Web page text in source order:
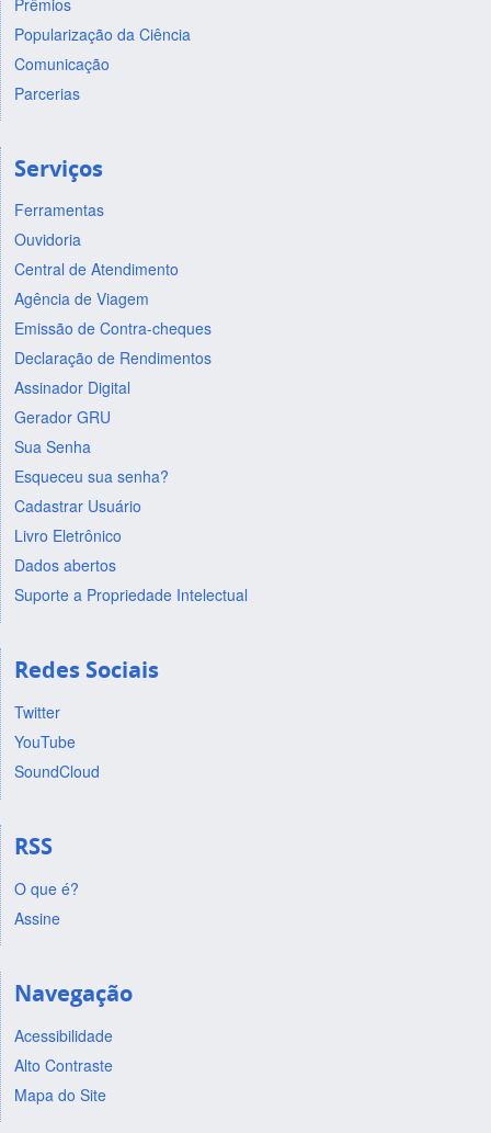
Popularização da Ciência
Comunicação
Parcerias
Serviços
Ferramentas
Ouvidoria
Central de Atendimento
Agência de Viagem
Emissão de Contra-cheques
Declaração de Rendimentos
Assinador Digital
Gerador GRU
Sua Senha
Esqueceu sua senha?
Cadastrar Usuário
Livro Eletrônico
Dados abertos
Suporte a Propriedade Intelectual
Redes Sociais
Twitter
YouTube
SoundCloud
RSS
O que é?
Assine
Navegação
Acessibilidade
Alto Contraste
Mapa do Site